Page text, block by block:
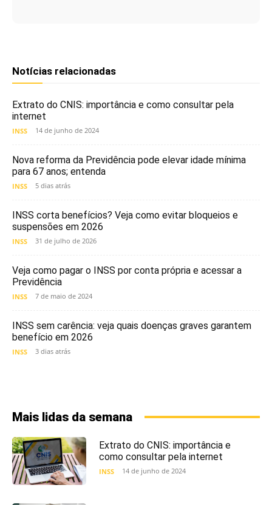
Notícias relacionadas
Extrato do CNIS: importância e como consultar pela
internet
INSS 14 de junho de 2024
Nova reforma da Previdência pode elevar idade mínima
para 67 anos; entenda
INSS 5 dias atrás
INSS corta benefícios? Veja como evitar bloqueios e
suspensões em 2026
INSS 31 de julho de 2026
Veja como pagar o INSS por conta própria e acessar a
Previdência
INSS 7 de maio de 2024
INSS sem carência: veja quais doenças graves garantem
benefício em 2026
INSS 3 dias atrás
Mais lidas da semana
Extrato do CNIS: importância e
como consultar pela internet
INSS 14 de junho de 2024